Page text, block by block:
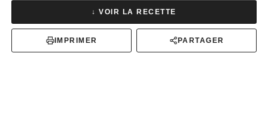
↓ VOIR LA RECETTE
IMPRIMER PARTAGER